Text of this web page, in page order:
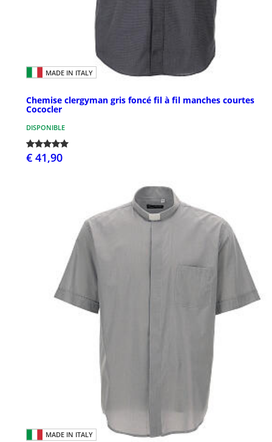
MADE IN ITALY
Chemise clergyman gris foncé fil à fil manches courtes
Cococler
DISPONIBLE
€ 41,90
MADE IN ITALY